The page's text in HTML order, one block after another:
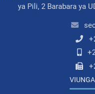
ya Pili, 2 Barabara ya